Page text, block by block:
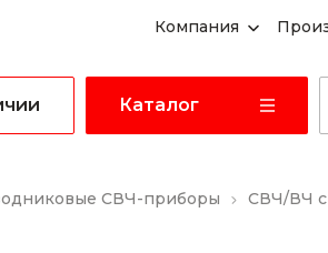
Компания
Каталог
СВЧ-приборы
СВЧ/ВЧ